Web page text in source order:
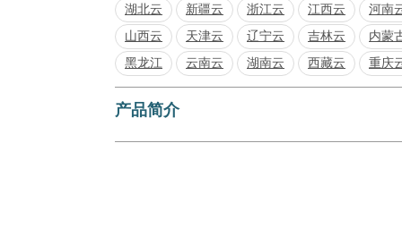
湖北云
新疆云 浙江云 江西云
河南
山西云
天津云 辽宁云 吉林云
内蒙
黑龙江
云南云 湖南云 西藏云 重庆
产品简介